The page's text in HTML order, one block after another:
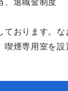
おります。な
喫煙専用室を